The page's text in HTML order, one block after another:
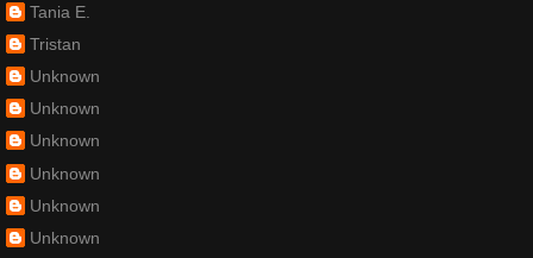
Tania E.
Tristan
Unknown
Unknown
Unknown
Unknown
Unknown
Unknown